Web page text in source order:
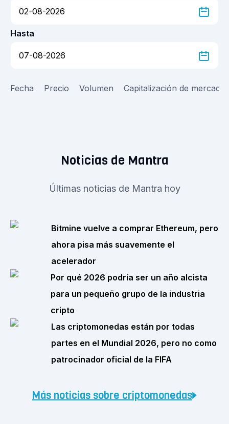
Hasta
Fecha Precio Volumen Capitalización de mercado
Noticias de Mantra
Últimas noticias de Mantra hoy
Bitmine vuelve a comprar Ethereum, pero
ahora pisa más suavemente el
acelerador
Por qué 2026 podría ser un año alcista
para un pequeño grupo de la industria
cripto
Las criptomonedas están por todas
partes en el Mundial 2026, pero no como
patrocinador oficial de la FIFA
Más noticias sobre criptomonedas